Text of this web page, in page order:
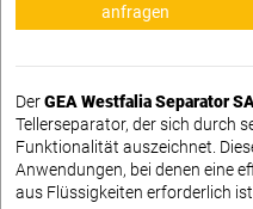
anfragen
DerGEA Westfalia Separator
Tellerseparator, der sich durch
Funktionalität auszeichnet.
Anwendungen, bei denen eine
aus Flüssigkeiten erforderlich ist.